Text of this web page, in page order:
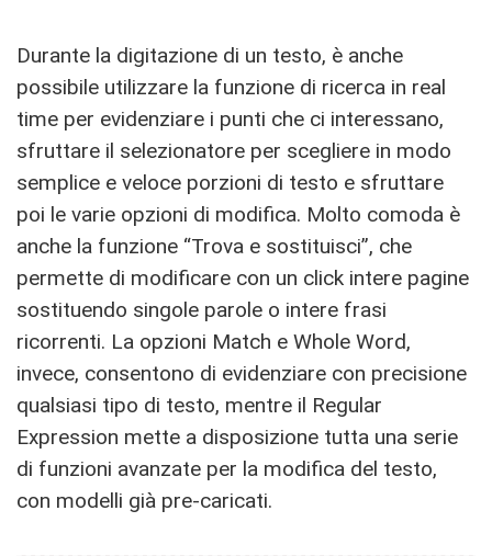
Durante la digitazione di un testo, è anche
possibile utilizzare la funzione di ricerca in real
time per evidenziare i punti che ci interessano,
sfruttare il selezionatore per scegliere in modo
semplice e veloce porzioni di testo e sfruttare
poi le varie opzioni di modifica. Molto comoda è
anche la funzione “Trova e sostituisci”, che
permette di modificare con un click intere pagine
sostituendo singole parole o intere frasi
ricorrenti. La opzioni Match e Whole Word,
invece, consentono di evidenziare con precisione
qualsiasi tipo di testo, mentre il Regular
Expression mette a disposizione tutta una serie
di funzioni avanzate per la modifica del testo,
con modelli già pre-caricati.